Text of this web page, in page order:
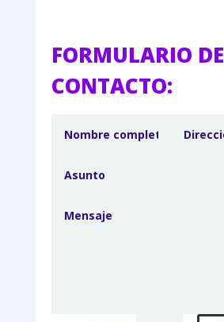
FORMULARIO DE
CONTACTO: